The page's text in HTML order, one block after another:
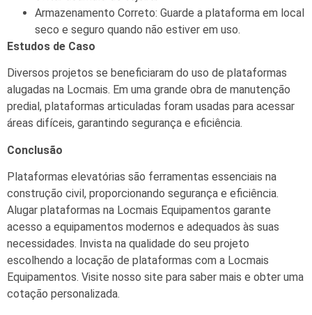
Armazenamento Correto: Guarde a plataforma em local
seco e seguro quando não estiver em uso.
Estudos de Caso
Diversos projetos se beneficiaram do uso de plataformas
alugadas na Locmais. Em uma grande obra de manutenção
predial, plataformas articuladas foram usadas para acessar
áreas difíceis, garantindo segurança e eficiência.
Conclusão
Plataformas elevatórias são ferramentas essenciais na
construção civil, proporcionando segurança e eficiência.
Alugar plataformas na Locmais Equipamentos garante
acesso a equipamentos modernos e adequados às suas
necessidades. Invista na qualidade do seu projeto
escolhendo a locação de plataformas com a Locmais
Equipamentos. Visite nosso site para saber mais e obter uma
cotação personalizada.